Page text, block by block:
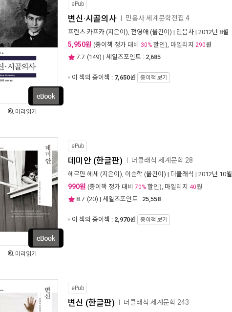
미리읽기
ePub
변신·시골의사 민음사 세계문학전집 4
프란츠 카프카 (지은이), 전영애 (옮긴이) | 민음사 | 2012년 8월
5,950원 (종이책 정가 대비 30% 할인), 마일리지 290원
7.7 (149) | 세일즈포인트 : 2,685
이 책의 종이책 : 7,650원 종이책 보기
미리읽기
ePub
데미안 (한글판) 더클래식 세계문학 28
헤르만 헤세 (지은이), 이순학 (옮긴이) | 더클래식 | 2012년 10월
990원 (종이책 정가 대비 70% 할인), 마일리지 40원
8.7 (20) | 세일즈포인트 : 25,558
이 책의 종이책 : 2,970원 종이책 보기
ePub
변신 (한글판) 더클래식 세계문학 243